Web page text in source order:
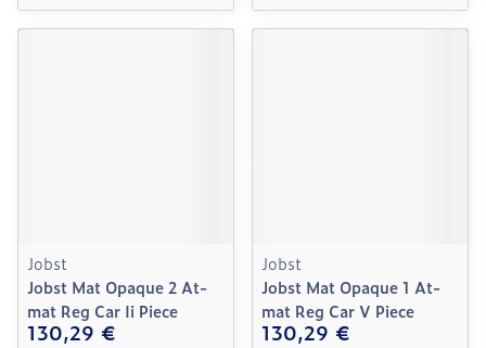
Jobst
Jobst Mat Opaque 2 At-
mat Reg Car Ii Piece
130,29 €
Jobst
Jobst Mat Opaque 1 At-
mat Reg Car V Piece
130,29 €